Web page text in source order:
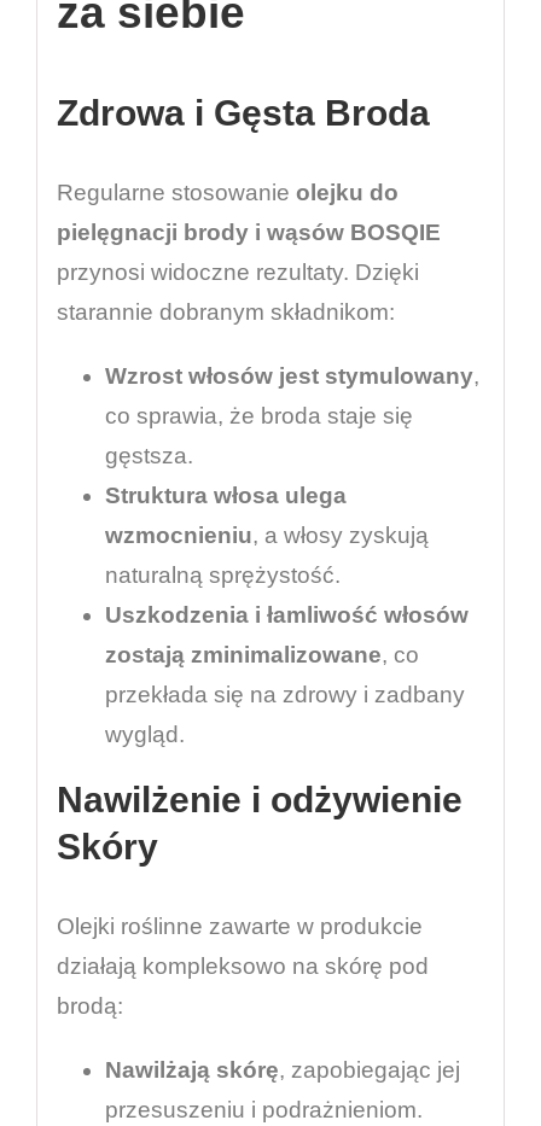
za siebie
Zdrowa i Gęsta Broda
Regularne stosowanie olejku do
pielęgnacji brody i wąsów BOSQIE
przynosi widoczne rezultaty. Dzięki
starannie dobranym składnikom:
Wzrost włosów jest stymulowany,
co sprawia, że broda staje się
gęstsza.
Struktura włosa ulega
wzmocnieniu, a włosy zyskują
naturalną sprężystość.
Uszkodzenia i łamliwość włosów
zostają zminimalizowane, co
przekłada się na zdrowy i zadbany
wygląd.
Nawilżenie i odżywienie
Skóry
Olejki roślinne zawarte w produkcie
działają kompleksowo na skórę pod
brodą:
Nawilżają skórę, zapobiegając jej
przesuszeniu i podrażnieniom.